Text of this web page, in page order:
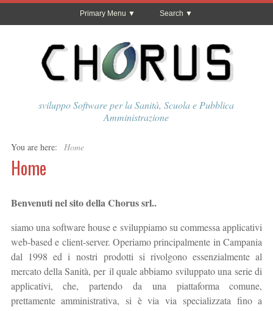
Primary Menu Search
sviluppo Software per la Sanità, Scuola e Pubblica
Amministrazione
You are here: Home
Home
Benvenuti nel sito della Chorus srl..
siamo una software house e sviluppiamo su commessa applicativi
web-based e client-server. Operiamo principalmente in Campania
dal 1998 ed i nostri prodotti si rivolgono essenzialmente al
mercato della Sanità, per il quale abbiamo sviluppato una serie di
applicativi, che, partendo da una piattaforma comune,
prettamente amministrativa, si è via via specializzata fino a